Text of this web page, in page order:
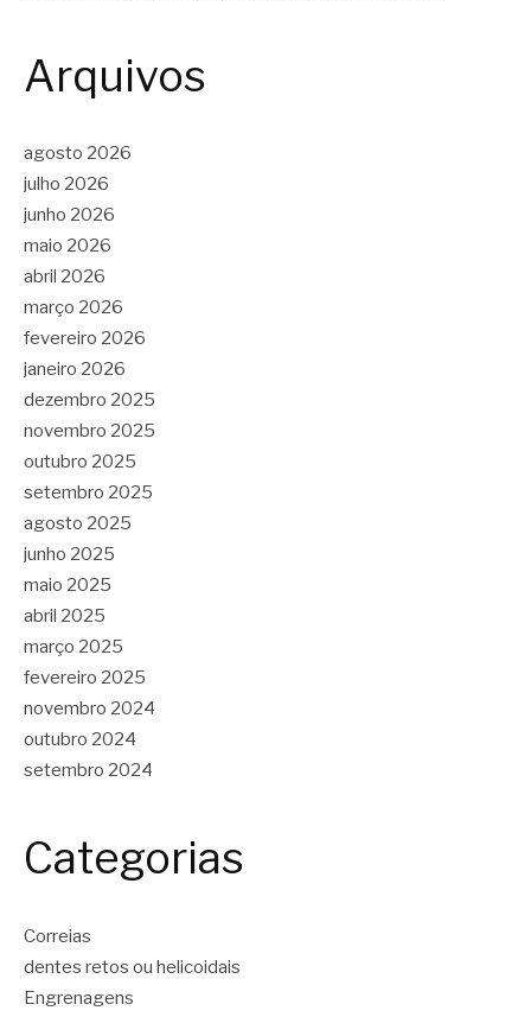
Arquivos
agosto 2026
julho 2026
junho 2026
maio 2026
abril 2026
março 2026
fevereiro 2026
janeiro 2026
dezembro 2025
novembro 2025
outubro 2025
setembro 2025
agosto 2025
junho 2025
maio 2025
abril 2025
março 2025
fevereiro 2025
novembro 2024
outubro 2024
setembro 2024
Categorias
Correias
dentes retos ou helicoidais
Engrenagens